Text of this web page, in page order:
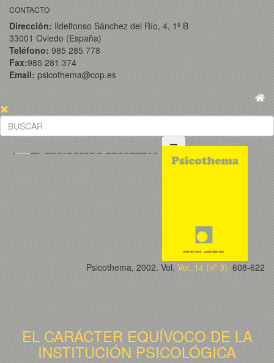
CONTACTO
Dirección: Ildelfonso Sánchez del Río, 4, 1º B
33001 Oviedo (España)
Teléfono: 985 285 778
Fax:985 281 374
Email: psicothema@cop.es
Psicothema, 2002. Vol. Vol. 14 (nº 3). 608-622
EL CARÁCTER EQUÍVOCO DE LA
INSTITUCIÓN PSICOLÓGICA